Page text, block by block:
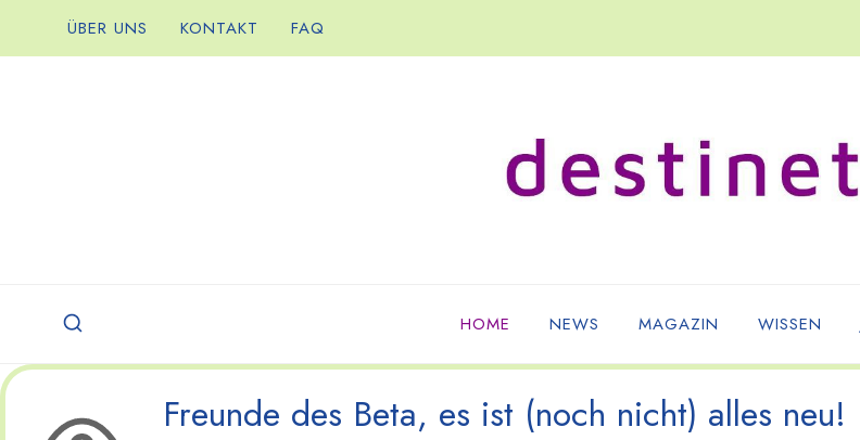
ÜBER UNS KONTAKT FAQ
HOME NEWS MAGAZIN WISSEN
Freunde des Beta, es ist (noch nicht) alles neu!